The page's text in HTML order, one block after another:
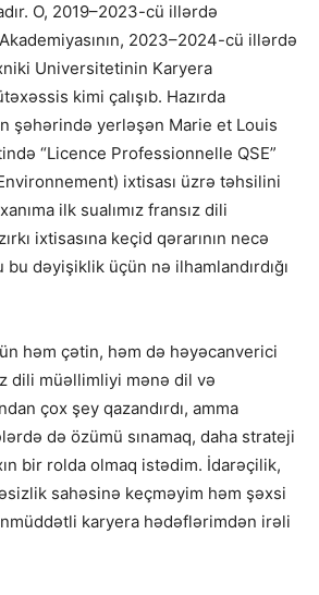
O, 2019–2023-cü illərdə
2023–2024-cü illərdə
Universitetinin Karyera
kimi çalışıb. Hazırda
şəhərində yerləşən Marie et Louis
“Licence Professionnelle QSE”
ixtisası üzrə təhsilini
ilk sualımız fransız dili
ixtisasına keçid qərarının necə
bu dəyişiklik üçün nə ilhamlandırdığı
həm çətin, həm də həyəcanverici
dili müəllimliyi mənə dil və
çox şey qazandırdı, amma
də özümü sınamaq, daha strateji
bir rolda olmaq istədim. İdarəçilik,
sahəsinə keçməyim həm şəxsi
karyera hədəflərimdən irəli